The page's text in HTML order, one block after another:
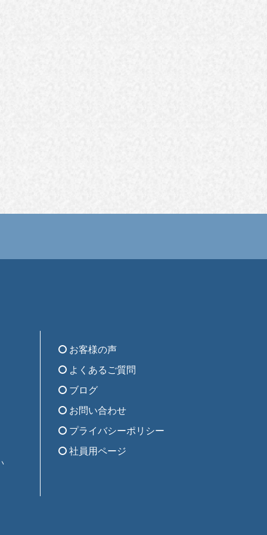
お客様の声
よくあるご質問
ブログ
お問い合わせ
プライバシーポリシー
社員用ページ